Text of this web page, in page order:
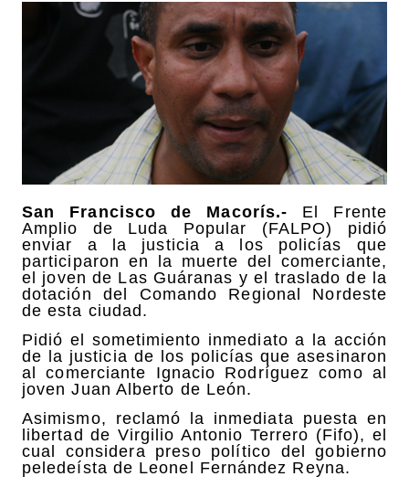
San Francisco de Macorís.- El Frente
Amplio de Luda Popular (FALPO) pidió
enviar a la justicia a los policías que
participaron en la muerte del comerciante,
el joven de Las Guáranas y el traslado de la
dotación del Comando Regional Nordeste
de esta ciudad.
Pidió el sometimiento inmediato a la acción
de la justicia de los policías que asesinaron
al comerciante Ignacio Rodríguez como al
joven Juan Alberto de León.
Asimismo, reclamó la inmediata puesta en
libertad de Virgilio Antonio Terrero (Fifo), el
cual considera preso político del gobierno
peledeísta de Leonel Fernández Reyna.